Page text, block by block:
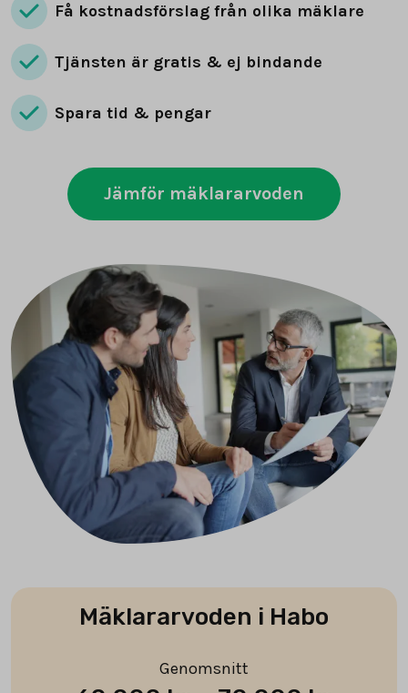
Få kostnadsförslag från olika mäklare
Tjänsten är gratis & ej bindande
Spara tid & pengar
Jämför mäklararvoden
Mäklararvoden i Habo
Genomsnitt